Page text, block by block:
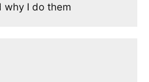
why I do them